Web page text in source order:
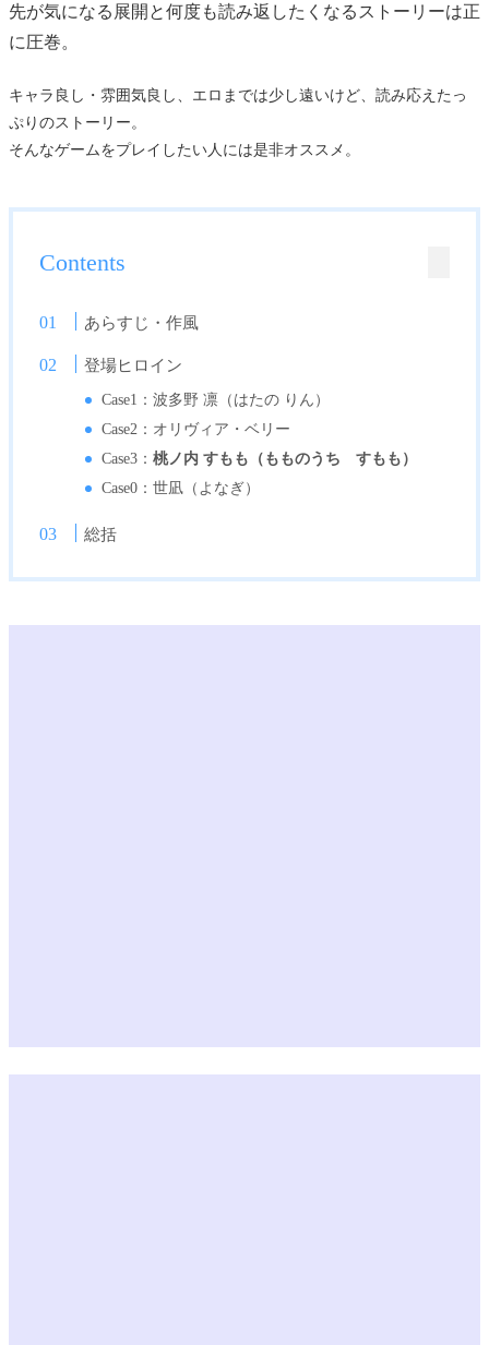
先が気になる展開と何度も読み返したくなるストーリーは正
に圧巻。
キャラ良し・雰囲気良し、エロまでは少し遠いけど、読み応えたっ
ぷりのストーリー。
そんなゲームをプレイしたい人には是非オススメ。
Contents
あらすじ・作風
登場ヒロイン
Case1：波多野 凛（はたの りん）
Case2：オリヴィア・ベリー
Case3：桃ノ内 すもも（もものうち すもも）
Case0：世凪（よなぎ）
総括